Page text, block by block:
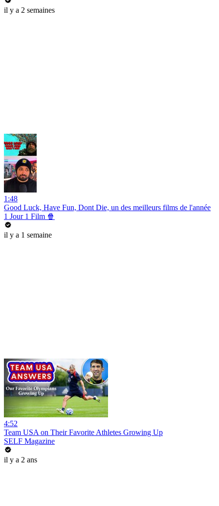
il y a 2 semaines
1:48
Good Luck, Have Fun, Dont Die, un des meilleurs films de l'année
1 Jour 1 Film 🍿
il y a 1 semaine
4:52
Team USA on Their Favorite Athletes Growing Up
SELF Magazine
il y a 2 ans